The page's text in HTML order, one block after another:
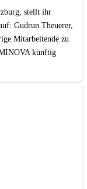
stellt ihr
Gudrun Theuerer,
Mitarbeitende zu
künftig